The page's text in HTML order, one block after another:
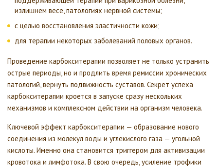
излишнем весе, патологиях нервной системы;
с целью восстановления эластичности кожи;
для терапии некоторых заболеваний половых органов.
Проведение карбокситерапии позволяет не только устранить
острые периоды, но и продлить время ремиссии хронических
патологий, вернуть подвижность суставов. Секрет успеха
карбокситерапии кроется в запуске сразу нескольких
механизмов и комплексном действии на организм человека.
Ключевой эффект карбокситерапии — образование нового
соединения из молекул воды и углекислого газа — угольной
кислоты. Именно она становится триггером для активизации
кровотока и лимфотока. В свою очередь, усиление трофики